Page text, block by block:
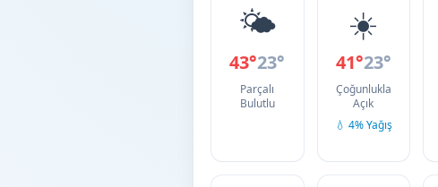
🌤️
43°23°
Parçalı
Bulutlu
☀️
41°23°
Çoğunlukla
Açık
💧 4% Yağış